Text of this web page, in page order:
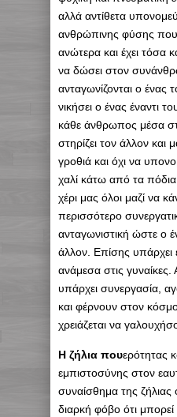
αλλά αντίθετα
ανθρώπινης φύσης
ανώτερα και έχει τόσα
να δώσει στον
ανταγωνίζονται ο ένας
νικήσει ο ένας έναντι
κάθε άνθρωπος μέσα
στηρίζει τον άλλον και
γροθιά και όχι να
χαλί κάτω από τα
χέρι μας όλοι μαζί να
περισσότερο
ανταγωνιστική ώστε ο
άλλον. Επίσης υπάρχει
ανάμεσα στις
υπάρχει συνεργασία,
και φέρνουν στον
χρειάζεται να
Η ζήλια πουερότητας
εμπιστοσύνης στον
συναίσθημα της
διαρκή φόβο ότι μπορεί